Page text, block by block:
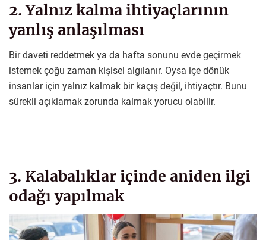
2. Yalnız kalma ihtiyaçlarının
yanlış anlaşılması
Bir daveti reddetmek ya da hafta sonunu evde geçirmek
istemek çoğu zaman kişisel algılanır. Oysa içe dönük
insanlar için yalnız kalmak bir kaçış değil, ihtiyaçtır. Bunu
sürekli açıklamak zorunda kalmak yorucu olabilir.
3. Kalabalıklar içinde aniden ilgi
odağı yapılmak